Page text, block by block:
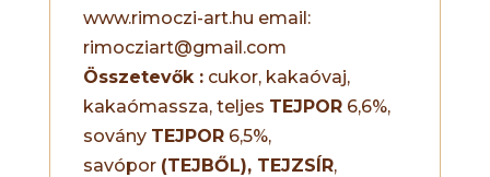
www.rimoczi-art.hu email:
rimocziart@gmail.com
Összetevők :cukor, kakaóvaj,
kakaómassza, teljes TEJPOR6,6%,
sovány TEJPOR6,5%,
savópor (TEJBŐL), TEJZSÍR,